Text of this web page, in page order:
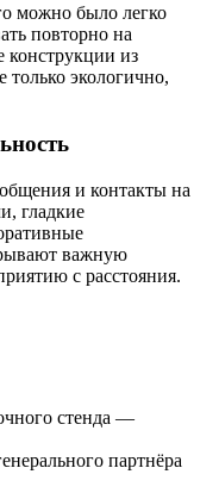
можно было легко
повторно на
конструкции из
экологично,
и контакты на
гладкие
важную
с расстояния.
стенда —
партнёра